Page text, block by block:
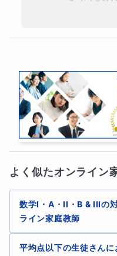
期テストで
うに、しっ
り、またす
ご本人のお
とやり取り
めずにやり
サポートさ
よく似たオンライン
数学I・A・II・B & IIIの
ライン家庭教師
平均点以下の生徒さん